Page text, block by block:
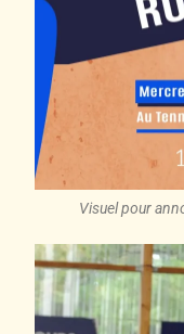
Visuel pour